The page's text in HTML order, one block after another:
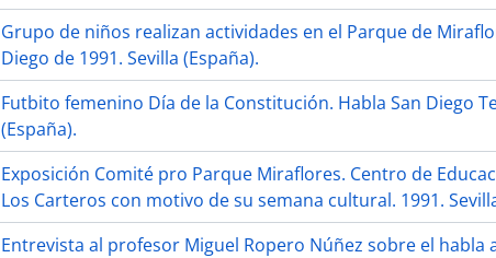
Grupo de niños realizan actividades en el Parque de
Diego de 1991. Sevilla (España).
Futbito femenino Día de la Constitución. Habla San Diego
(España).
Exposición Comité pro Parque Miraflores. Centro de
Los Carteros con motivo de su semana cultural. 1991.
Entrevista al profesor Miguel Ropero Núñez sobre el habla